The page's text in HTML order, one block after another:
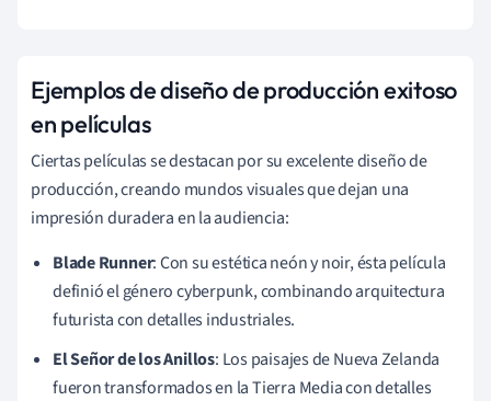
Ejemplos de diseño de producción exitoso
en películas
Ciertas películas se destacan por su excelente diseño de
producción, creando mundos visuales que dejan una
impresión duradera en la audiencia:
Blade Runner: Con su estética neón y noir, ésta película
definió el género cyberpunk, combinando arquitectura
futurista con detalles industriales.
El Señor de los Anillos: Los paisajes de Nueva Zelanda
fueron transformados en la Tierra Media con detalles